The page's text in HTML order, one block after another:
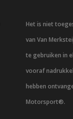
Het is niet
van Van
te gebruiken in
vooraf
hebben
Motorsport®.